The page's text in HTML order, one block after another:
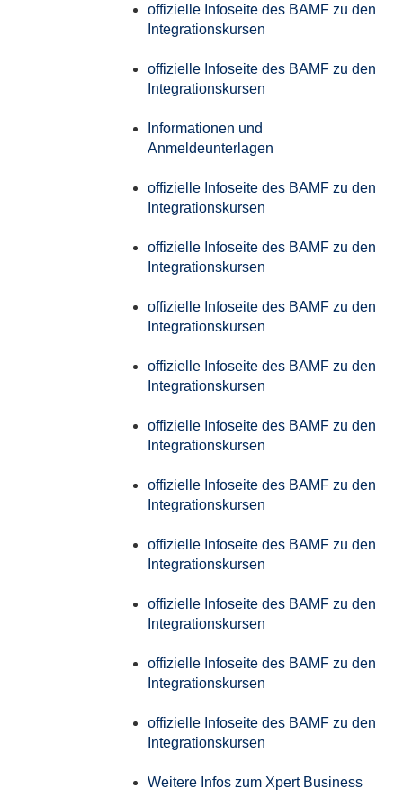
offizielle Infoseite des BAMF zu den
Integrationskursen
offizielle Infoseite des BAMF zu den
Integrationskursen
Informationen und
Anmeldeunterlagen
offizielle Infoseite des BAMF zu den
Integrationskursen
offizielle Infoseite des BAMF zu den
Integrationskursen
offizielle Infoseite des BAMF zu den
Integrationskursen
offizielle Infoseite des BAMF zu den
Integrationskursen
offizielle Infoseite des BAMF zu den
Integrationskursen
offizielle Infoseite des BAMF zu den
Integrationskursen
offizielle Infoseite des BAMF zu den
Integrationskursen
offizielle Infoseite des BAMF zu den
Integrationskursen
offizielle Infoseite des BAMF zu den
Integrationskursen
offizielle Infoseite des BAMF zu den
Integrationskursen
Weitere Infos zum Xpert Business